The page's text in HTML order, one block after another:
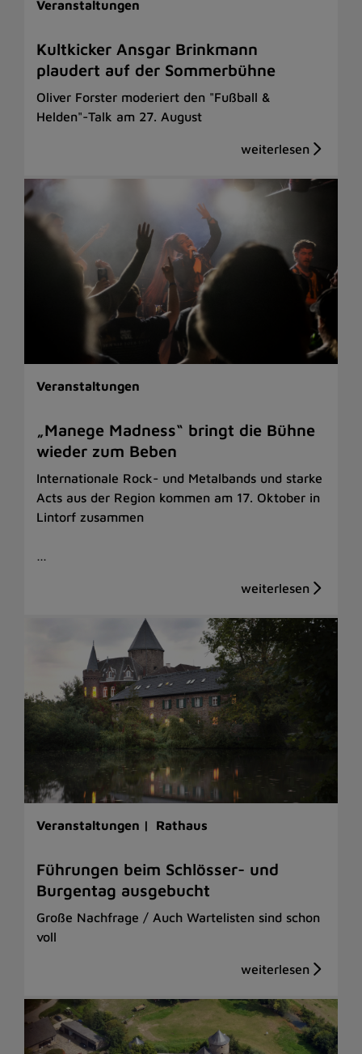
Veranstaltungen
Kultkicker Ansgar Brinkmann
plaudert auf der Sommerbühne
Oliver Forster moderiert den "Fußball &
Helden"-Talk am 27. August
Veranstaltungen
„Manege Madness“ bringt die Bühne
wieder zum Beben
Internationale Rock- und Metalbands und starke
Acts aus der Region kommen am 17. Oktober in
Lintorf zusammen
…
Veranstaltungen | Rathaus
Führungen beim Schlösser- und
Burgentag ausgebucht
Große Nachfrage / Auch Wartelisten sind schon
voll